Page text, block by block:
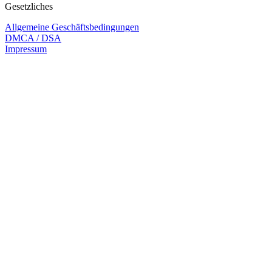
Gesetzliches
Allgemeine Geschäftsbedingungen
DMCA / DSA
Impressum